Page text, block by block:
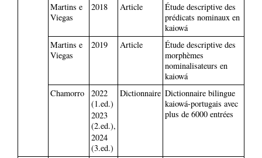
Martins e
Viegas
2018 Article
Étude descriptive des
prédicats nominaux en
kaiowá
Martins e
Viegas
2019 Article
Étude descriptive des
morphèmes
nominalisateurs en
kaiowá
Chamorro
2022
(1.ed.)
2023
(2.ed.),
2024
(3.ed.)
Dictionnaire Dictionnaire bilingue
kaiowá-portugais avec
plus de 6000 entrées